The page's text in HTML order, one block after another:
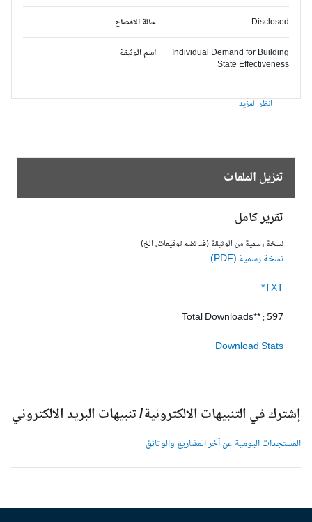
حالة الافصاح Disclosed
اسم الوثيقة
Individual Demand for Building
State Effectiveness
انظر المزيد
تنزيل الملفات
تقرير كامل
نسخة رسمية من الوثيقة (قد تضم توقيعات، الخ)
نسخة رسمية (PDF)
TXT*
Total Downloads** : 597
Download Stats
إشترك في التنبيهات الالكترونية/ تنبيهات البريد الالكتروني
المستجدات اليومية عن آخر المشاريع والوثائق